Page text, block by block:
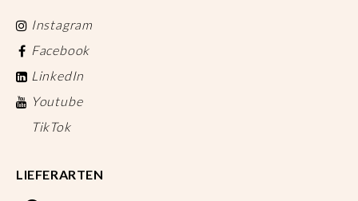
Instagram
Facebook
LinkedIn
Youtube
TikTok
LIEFERARTEN